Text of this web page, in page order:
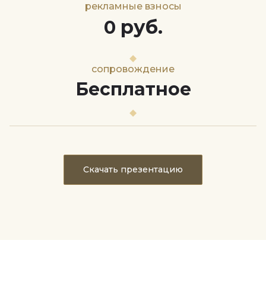
рекламные взносы
0 руб.
сопровождение
Бесплатное
Скачать презентацию